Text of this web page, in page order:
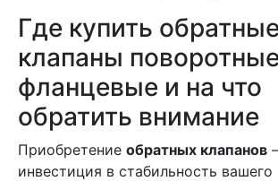
Где купить
клапаны
фланцевые и на что
обратить внимание
Приобретение обратных клапанов
инвестиция в стабильность вашего